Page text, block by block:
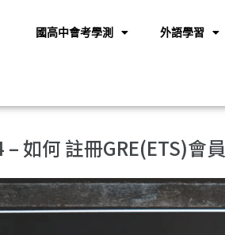
國高中會考學測 外語學習
– 如何 註冊GRE(ETS)會員